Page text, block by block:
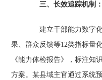
三、长效追踪机制
建立干部能力数字化
果、群众反馈等12类指标量
《能力体检报告》，标注知
方案。某县域主官通过系统